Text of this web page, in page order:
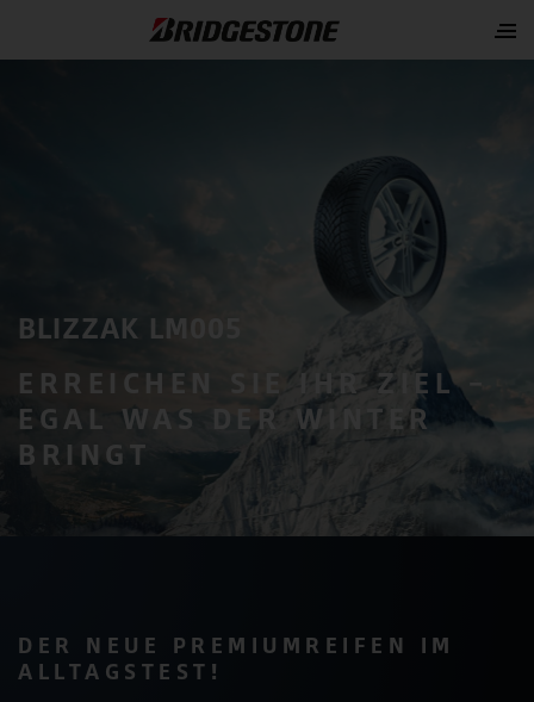
BLIZZAK LM005
ERREICHEN SIE IHR ZIEL –
EGAL WAS DER WINTER
BRINGT
DER NEUE PREMIUMREIFEN IM
ALLTAGSTEST!